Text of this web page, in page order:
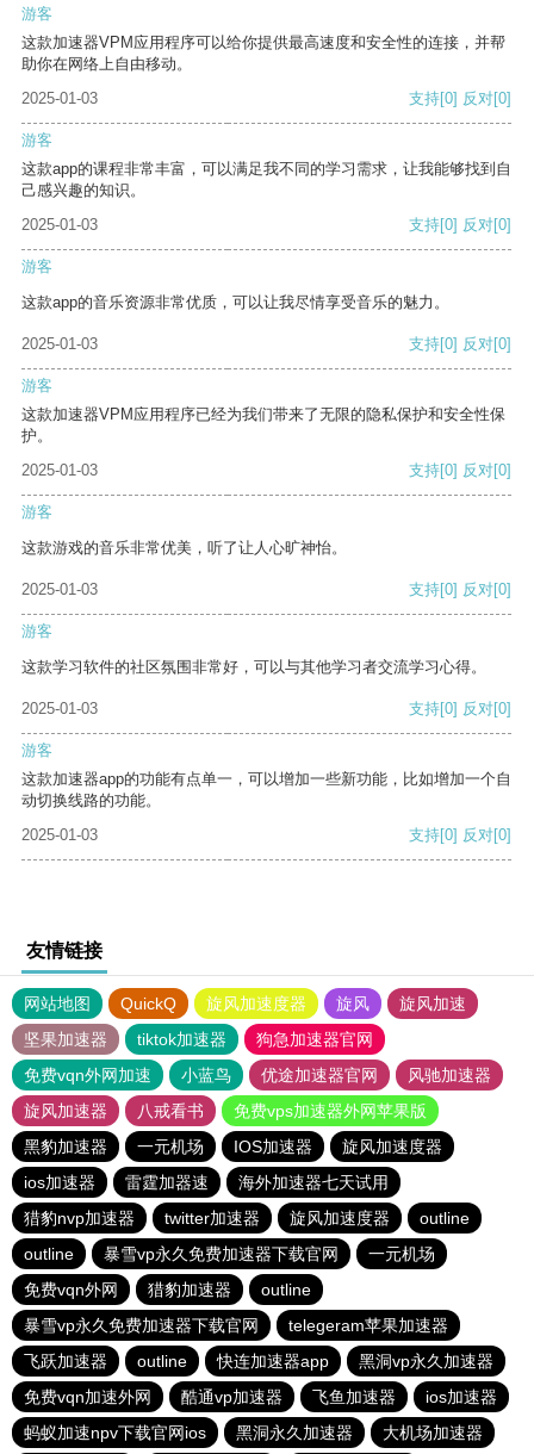
游客
这款加速器VPM应用程序可以给你提供最高速度和安全性的连接，并帮
助你在网络上自由移动。
2025-01-03
支持[0] 反对[0]
游客
这款app的课程非常丰富，可以满足我不同的学习需求，让我能够找到自
己感兴趣的知识。
2025-01-03
支持[0] 反对[0]
游客
这款app的音乐资源非常优质，可以让我尽情享受音乐的魅力。
2025-01-03 支持[0] 反对[0]
游客
这款加速器VPM应用程序已经为我们带来了无限的隐私保护和安全性保
护。
2025-01-03
支持[0] 反对[0]
游客
这款游戏的音乐非常优美，听了让人心旷神怡。
2025-01-03 支持[0] 反对[0]
游客
这款学习软件的社区氛围非常好，可以与其他学习者交流学习心得。
2025-01-03 支持[0] 反对[0]
游客
这款加速器app的功能有点单一，可以增加一些新功能，比如增加一个自
动切换线路的功能。
2025-01-03
支持[0] 反对[0]
友情链接
网站地图 QuickQ 旋风加速度器 旋风
旋风加速
坚果加速器
tiktok加速器
狗急加速器官网
免费vqn外网加速
小蓝鸟 优途加速器官网
风驰加速器
旋风加速器
八戒看书
免费vps加速器外网苹果版
黑豹加速器
一元机场 IOS加速器
旋风加速度器
ios加速器
雷霆加器速
海外加速器七天试用
猎豹nvp加速器
twitter加速器 旋风加速度器
outline
outline
暴雪vp永久免费加速器下载官网
一元机场
免费vqn外网
猎豹加速器
outline
暴雪vp永久免费加速器下载官网
telegeram苹果加速器
飞跃加速器
outline 快连加速器app
黑洞vp永久加速器
免费vqn加速外网
酷通vp加速器 飞鱼加速器
ios加速器
蚂蚁加速npv下载官网ios
黑洞永久加速器 大机场加速器